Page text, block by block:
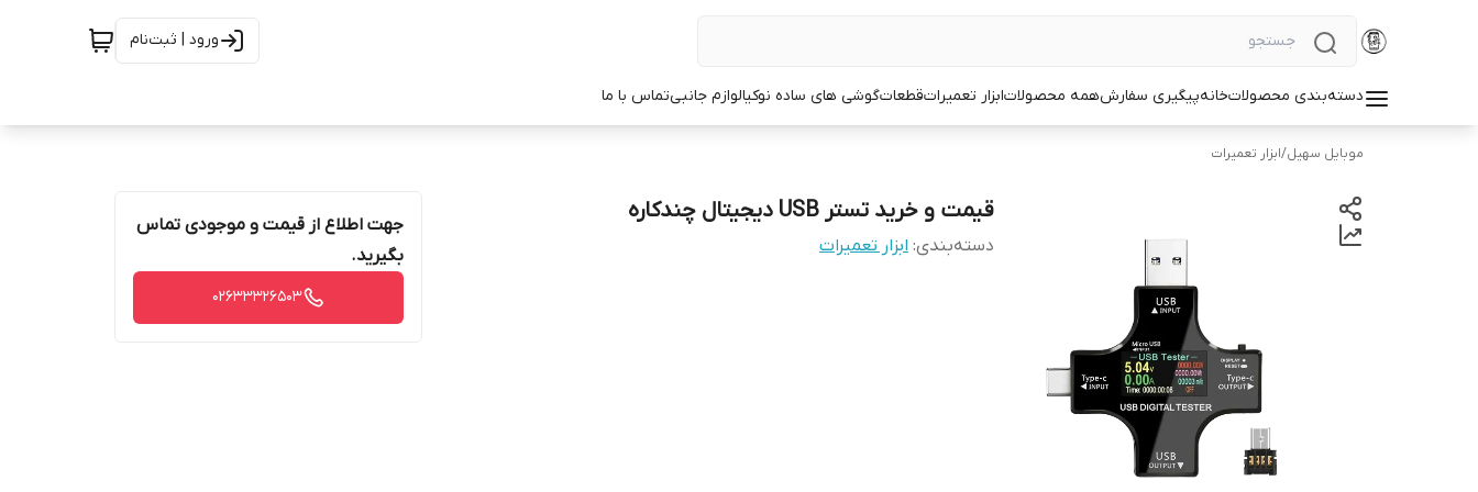
ورود | ثبت‌نام
دسته‌بندی محصولاتخانهپیگیری سفارشهمه محصولاتابزار تعمیراتقطعاتگوشی های ساده نوکیالوازم جانبیتماس با ما
موبایل سهیل/ابزار تعمیرات
قیمت و خرید تستر USB دیجیتال چندکاره
دسته‌بندی: ابزار تعمیرات
جهت اطلاع از قیمت و موجودی تماس
بگیرید.
02633326503